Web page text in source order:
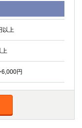
以上
上
円
羽駅」から徒歩2分 ②東
宿
池袋